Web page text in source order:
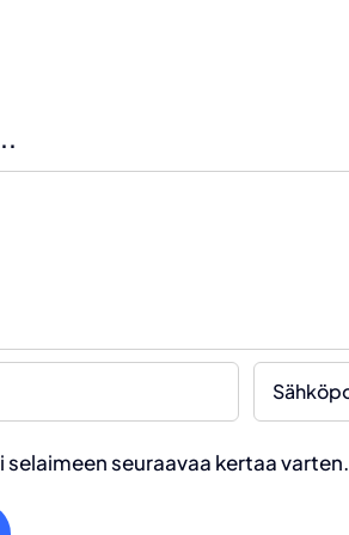
seuraavaa kertaa varten.